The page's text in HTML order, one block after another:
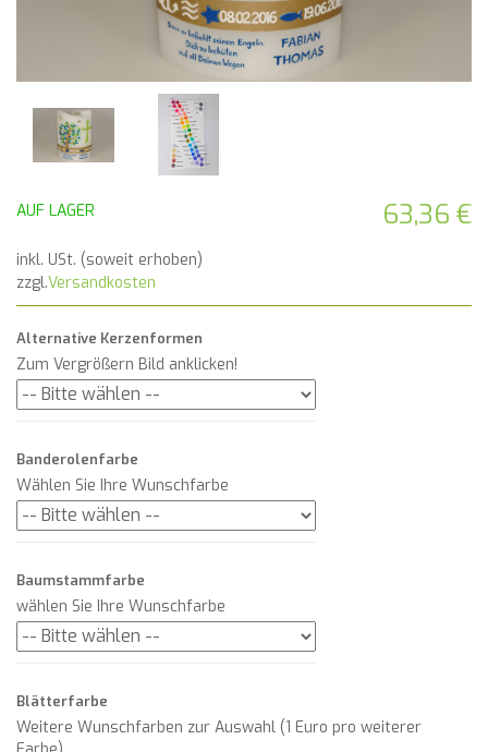
63,36 €
AUF LAGER
inkl. USt. (soweit erhoben)
zzgl.Versandkosten
Alternative Kerzenformen
Zum Vergrößern Bild anklicken!
Banderolenfarbe
Wählen Sie Ihre Wunschfarbe
Baumstammfarbe
wählen Sie Ihre Wunschfarbe
Blätterfarbe
Weitere Wunschfarben zur Auswahl (1 Euro pro weiterer